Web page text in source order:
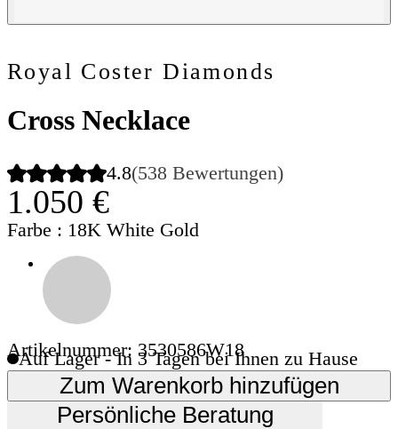
Royal Coster Diamonds
Cross Necklace
4.8(538 Bewertungen)
1.050 €
Farbe : 18K White Gold
Artikelnummer: 3530586W18
Auf Lager - In 3 Tagen bei Ihnen zu Hause
Zum Warenkorb hinzufügen
Persönliche Beratung